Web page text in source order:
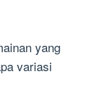
yang
variasi